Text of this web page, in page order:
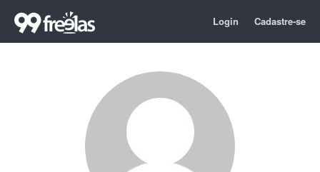
Login Cadastre-se